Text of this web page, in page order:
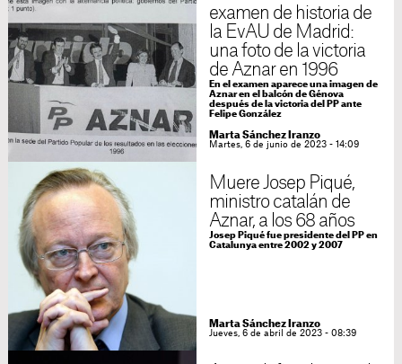
examen de historia de
la EvAU de Madrid:
una foto de la victoria
de Aznar en 1996
En el examen aparece una imagen de
Aznar en el balcón de Génova
después de la victoria del PP ante
Felipe González
Marta Sánchez Iranzo
Martes, 6 de junio de 2023 - 14:09
Muere Josep Piqué,
ministro catalán de
Aznar, a los 68 años
Josep Piqué fue presidente del PP en
Catalunya entre 2002 y 2007
Marta Sánchez Iranzo
Jueves, 6 de abril de 2023 - 08:39